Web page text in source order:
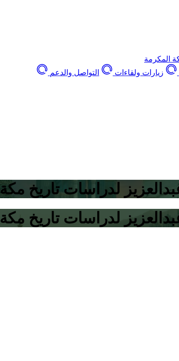
المكرمة
زيارات ولقاءات التواصل والدعم
لدراسات تاريخ مكة
لدراسات تاريخ مكة